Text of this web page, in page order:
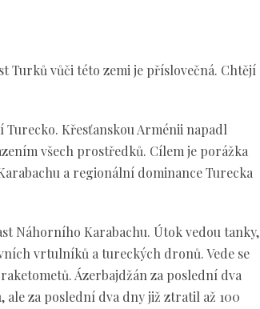
Turků vůči této zemi je příslovečná. Chtějí
Turecko. Křesťanskou Arménii napadl
všech prostředků. Cílem je porážka
a regionální dominance Turecka
Náhorního Karabachu. Útok vedou tanky,
vrtulníků a tureckých dronů. Vede se
Ázerbajdžán za poslední dva
ale za poslední dva dny již ztratil až 100